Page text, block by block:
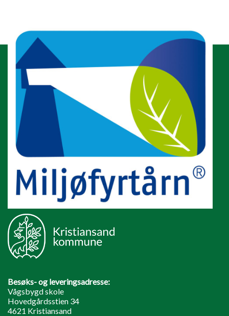
Besøks- og leveringsadresse:
Vågsbygd skole
Hovedgårdsstien 34
4621 Kristiansand